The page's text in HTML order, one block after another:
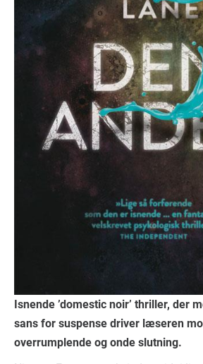
Isnende ’domestic noir’ thriller, der
sans for suspense driver læseren
overrumplende og onde slutning.